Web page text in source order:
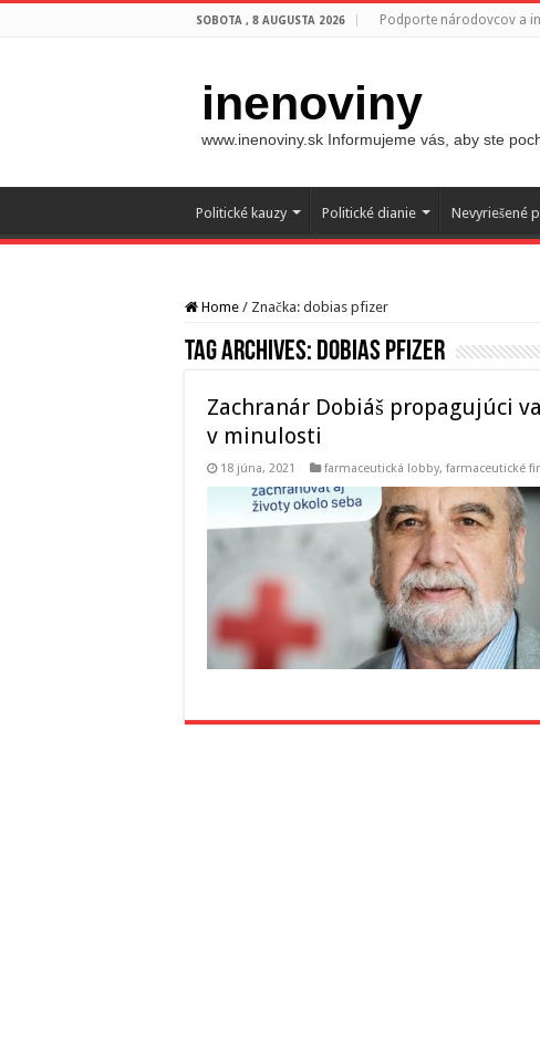
SOBOTA , 8 AUGUSTA 2026 Podporte národovcov a
inenoviny
www.inenoviny.sk Informujeme vás, aby ste
Politické kauzy Politické dianie Nevyriešené
Home / Značka: dobias pfizer
Tag Archives: dobias pfizer
Zachranár Dobiáš propagujúci
v minulosti
18 júna, 2021 farmaceutická lobby, farmaceutické